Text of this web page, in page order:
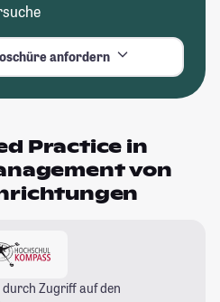
anfordern
Practice in
von
Zugriff auf den